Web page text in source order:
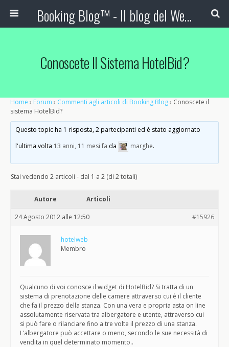
Booking Blog™ - Il blog del Web Marketing Turistico
Conoscete Il Sistema HotelBid?
Home › Forum › Commenti agli articoli di Booking Blog› Conoscete il
sistema HotelBid?
Questo topic ha 1 risposta, 2 partecipanti ed è stato aggiornato
l'ultima volta 13 anni, 11 mesi fa da marghe.
Stai vedendo 2 articoli - dal 1 a 2 (di 2 totali)
Autore Articoli
24 Agosto 2012 alle 12:50 #15926
hotelweb
Membro
Qualcuno di voi conosce il widget di HotelBid? Si tratta di un
sistema di prenotazione delle camere attraverso cui è il cliente
che fa il prezzo della stanza. Con una vera e propria asta on line
assolutamente riservata tra albergatore e utente, attraverso cui
si può fare o rilanciare fino a tre volte il prezzo di una stanza.
L’albergatore può accettare o meno, secondo le sue necessità di
vendita in quel determinato momento..